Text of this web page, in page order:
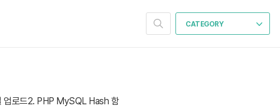
CATEGORY
업로드2. PHP MySQL Hash 함